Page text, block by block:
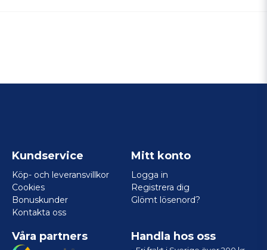
Kundservice
Köp- och leveransvillkor
Cookies
Bonuskunder
Kontakta oss
Mitt konto
Logga in
Registrera dig
Glömt lösenord?
Våra partners Handla hos oss